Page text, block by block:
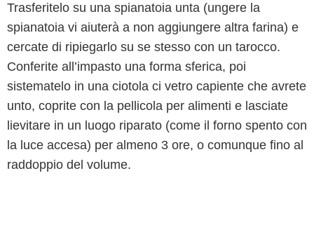
Trasferitelo su una spianatoia unta (ungere la
spianatoia vi aiuterà a non aggiungere altra farina) e
cercate di ripiegarlo su se stesso con un tarocco.
Conferite all’impasto una forma sferica, poi
sistematelo in una ciotola ci vetro capiente che avrete
unto, coprite con la pellicola per alimenti e lasciate
lievitare in un luogo riparato (come il forno spento con
la luce accesa) per almeno 3 ore, o comunque fino al
raddoppio del volume.